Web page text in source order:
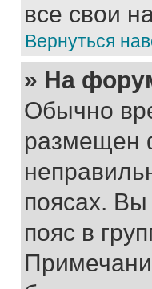
все свои
Вернуться
» На
Обычно
размещен
поясах.
пояс в